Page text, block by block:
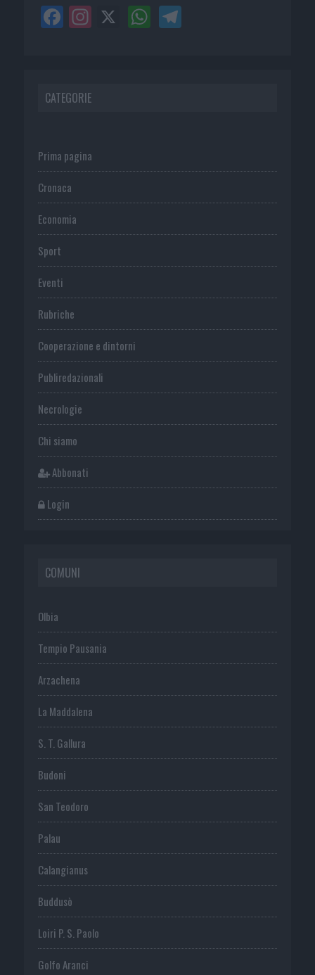
CATEGORIE
Prima pagina
Cronaca
Economia
Sport
Eventi
Rubriche
Cooperazione e dintorni
Publiredazionali
Necrologie
Chi siamo
Abbonati
Login
COMUNI
Olbia
Tempio Pausania
Arzachena
La Maddalena
S. T. Gallura
Budoni
San Teodoro
Palau
Calangianus
Buddusò
Loiri P. S. Paolo
Golfo Aranci